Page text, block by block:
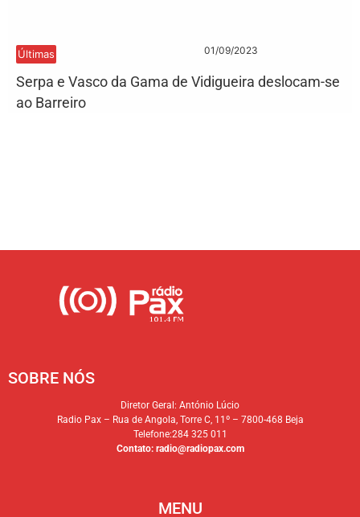
Últimas 01/09/2023
Serpa e Vasco da Gama de Vidigueira deslocam-se
ao Barreiro
SOBRE NÓS
Diretor Geral: António Lúcio
Radio Pax – Rua de Angola, Torre C, 11º – 7800-468 Beja
Telefone:284 325 011
Contato: radio@radiopax.com
MENU